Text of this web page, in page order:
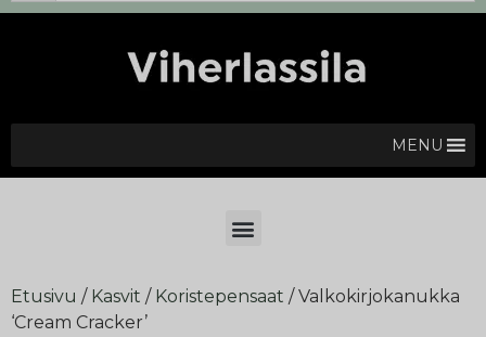
MENU
Etusivu / Kasvit / Koristepensaat / Valkokirjokanukka
‘Cream Cracker’